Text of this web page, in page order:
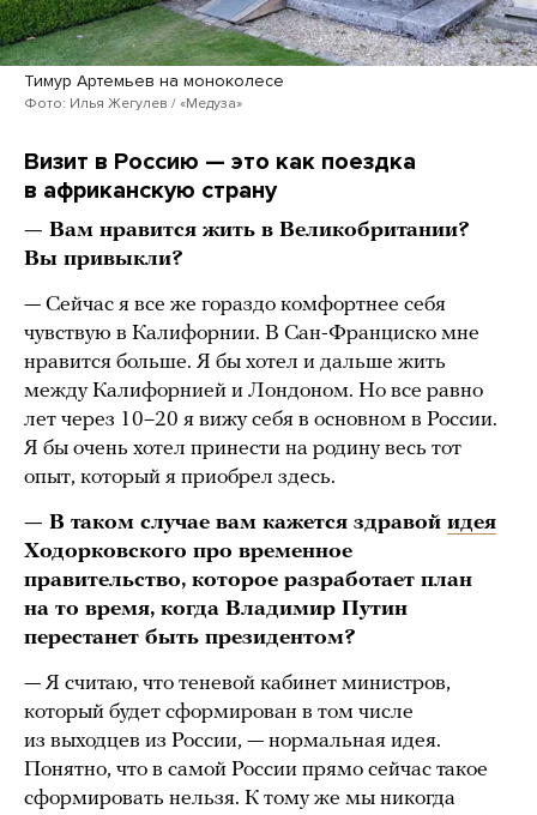
Тимур Артемьев на моноколесе
Фото: Илья Жегулев / «Медуза»
Визит в Россию — это как поездка
в африканскую страну
— Вам нравится жить в Великобритании?
Вы привыкли?
— Сейчас я все же гораздо комфортнее себя
чувствую в Калифорнии. В Сан-Франциско мне
нравится больше. Я бы хотел и дальше жить
между Калифорнией и Лондоном. Но все равно
лет через 10–20 я вижу себя в основном в России.
Я бы очень хотел принести на родину весь тот
опыт, который я приобрел здесь.
— В таком случае вам кажется здравой идея
Ходорковского про временное
правительство, которое разработает план
на то время, когда Владимир Путин
перестанет быть президентом?
— Я считаю, что теневой кабинет министров,
который будет сформирован в том числе
из выходцев из России, — нормальная идея.
Понятно, что в самой России прямо сейчас такое
сформировать нельзя. К тому же мы никогда